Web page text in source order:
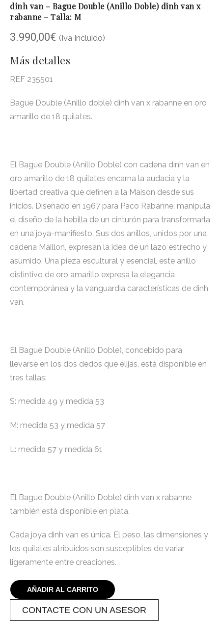
dinh van – Bague Double (Anillo Doble) dinh van x
rabanne – Talla: M
3.990,00€ (Iva Incluido)
Más detalles
REF 235501
Bague Double (Anillo doble) dinh van x rabanne en oro
amarillo de 18 quilates.
El Bague Double (Anillo Doble) con cadena dinh van en
oro amarillo de 18 quilates encarna la audacia y la
libertad creativa que definen a la Maison desde sus
inicios. Diseñado en 1967 para Paco Rabanne, manipula
el diseño de la hebilla de un cinturón para transformarla
en una joya-manifiesto. Sus dos anillos, unidos por una
cadena Maillon, expresan la idea de un lazo estrecho y
asumido. Una pieza escultural y esencial, este anillo
distintivo de oro amarillo expresa la elegancia
contemporánea y la vanguardia características de dinh
van.
El Bague Double (Anillo Doble), concebido para
llevarse en los dos dedos que elijas, está disponible en
tres tallas:
S: medida 49 y medida 53
M: medida 53 y medida 57
L: medida 57 y medida 61
El Bague Double (Anillo Doble) dinh van x rabanne
también está disponible en plata.
Cada joya dinh van es única. El peso, las dimensiones y
los quilates atribuidos son susceptibles de variar
ligeramente entre creaciones.
AÑADIR AL CARRITO
CONTACTE CON UN ASESOR